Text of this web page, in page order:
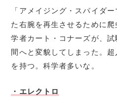
「アメイジング・スパイダ
た右腕を再生させるために
学者カート・コナーズが、
間へと変貌してしまった。
を持つ。科学者多いな。
・エレクトロ